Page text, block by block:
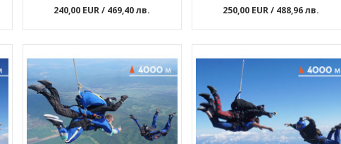
240,00 EUR/ 469,40 лв. 250,00 EUR/ 488,96 лв.